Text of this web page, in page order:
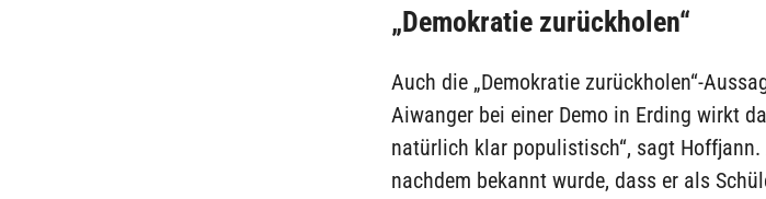
„Demokratie zurückholen“
Auch die „Demokratie zurückholen“-
Aiwanger bei einer Demo in Erding wirkt
natürlich klar populistisch“, sagt
nachdem bekannt wurde, dass er als